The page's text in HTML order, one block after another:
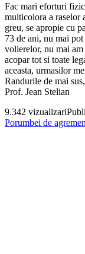
Fac mari eforturi
multicolora a raselor
greu, se apropie cu
73 de ani, nu mai
volierelor, nu mai am
acopar tot si toate
aceasta, urmasilor
Randurile de mai
Prof. Jean Stelian
9.342 vizualizari
Porumbei de